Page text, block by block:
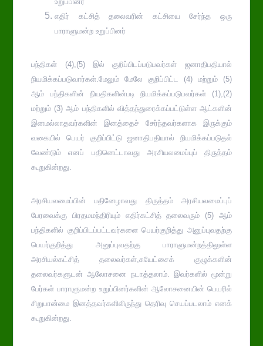
எதிர் கட்சித் தலைவரின் கட்சியை சேர்ந்த ஒரு
பாராளுமன்ற உறுப்பினர்
பந்திகள் (4),(5) இல் குறிப்பிடப்படுபவர்கள் ஜனாதிபதியால்
நியமிக்கப்படுவார்கள்.மேலும் மேலே குறிப்பிட்ட (4) மற்றும் (5)
ஆம் பந்திகளின் நியதிகளின்படி நியமிக்கப்படுபவர்கள் (1),(2)
மற்றும் (3) ஆம் பந்திகளில் வித்தந்துரைக்கப்பட்டுள்ள ஆட்களின்
இனமல்லாதவர்களின் இனத்தைச் சேர்ந்தவர்களாக இருக்கும்
வகையில் பெயர் குறிப்பிட்டு ஜனாதிபதியால் நியமிக்கப்படுதல்
வேண்டும் எனப் பதினெட்டாவது அரசியலமைப்புப் திருத்தம்
கூறுகின்றது.
அரசியலமைப்பின் பதினேழாவது திருத்தம் அரசியலமைப்புப்
பேரவைக்கு பிரதமமந்திரியும் எதிர்கட்சித் தலைவரும் (5) ஆம்
பந்திகளில் குறிப்பிடப்பட்டவர்களை பெயர்குறித்து அனுப்புவதற்கு
பெயர்குறித்து அனுப்புவதற்கு பாராளுமன்றத்திலுள்ள
அரசியல்கட்சித் தலைவர்கள்,சுயேட்சைக் குழுக்களின்
தலைவர்களுடன் ஆலோசனை நடாத்தலாம். இவர்களில் மூன்று
பேர்கள் பாராளுமன்ற உறுப்பினர்களின் ஆலோசனையின் பெயரில்
சிறுபான்மை இனத்தவர்களிலிருந்து தெரிவு செயப்படலாம் எனக்
கூறுகின்றது.